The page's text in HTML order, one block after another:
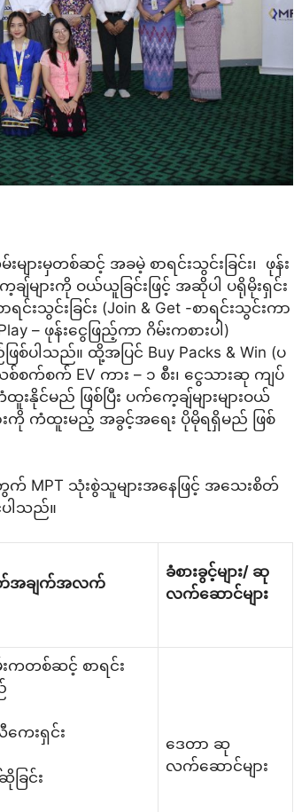
ားမှတစ်ဆင့် အခမဲ့ စာရင်းသွင်းခြင်း၊ ဖုန်း
ျားကို ဝယ်ယူခြင်းဖြင့် အဆိုပါ ပရိုမိုးရှင်း
သွင်းခြင်း (Join & Get -စာရင်းသွင်းကာ
– ဖုန်းငွေဖြည့်ကာ ဂိမ်းကစားပါ)
ါသည်။ ထို့အပြင် Buy Packs & Win (ပ
စက်စက် EV ကား – ၁ စီး၊ ငွေသားဆု ကျပ်
နိုင်မည် ဖြစ်ပြီး ပက်ကေ့ချ်များများဝယ်
းကို ကံထူးမည့် အခွင့်အရေး ပိုမိုရရှိမည် ဖြစ်
သုံးစွဲသူများအနေဖြင့် အသေးစိတ်
ါသည်။
တ်အချက်အလက်
ခံစားခွင့်များ/ ဆု
လက်ဆောင်များ
ကတစ်ဆင့် စာရင်း
ေးရှင်း
ခြင်း
ဒေတာ ဆု
လက်ဆောင်များ